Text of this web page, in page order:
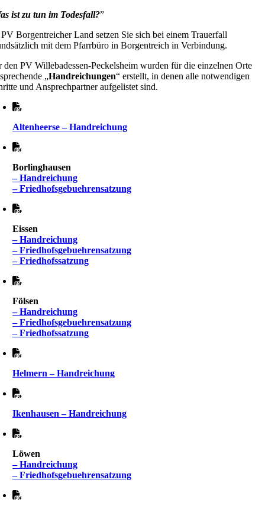
ist zu tun im Todesfall?”
Borgentreicher Land setzen Sie sich bei einem Trauerfall
mit dem Pfarrbüro in Borgentreich in Verbindung.
den PV Willebadessen-Peckelsheim wurden für die einzelnen Orte
„Handreichungen“ erstellt, in denen alle notwendigen
und Ansprechpartner aufgelistet sind.
Altenheerse – Handreichung
Borlinghausen
– Handreichung
– Friedhofsgebuehrensatzung
Eissen
– Handreichung
– Friedhofsgebuehrensatzung
– Friedhofssatzung
Fölsen
– Handreichung
– Friedhofsgebuehrensatzung
– Friedhofssatzung
Helmern – Handreichung
Ikenhausen – Handreichung
Löwen
– Handreichung
– Friedhofsgebuehrensatzung